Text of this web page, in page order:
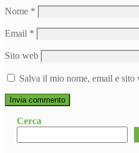
Nome *
Email *
Sito web
Salva il mio nome, email e sito
Cerca